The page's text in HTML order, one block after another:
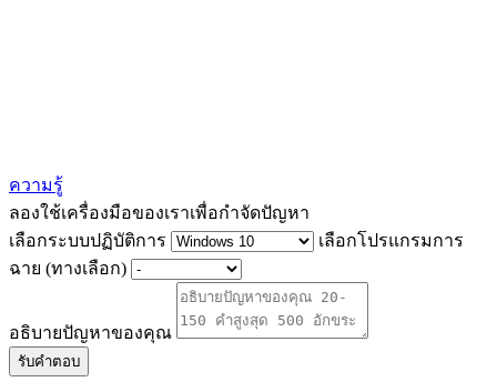
ความรู้
ลองใช้เครื่องมือของเราเพื่อกำจัดปัญหา
เลือกระบบปฏิบัติการ
เลือกโปรแกรมการ
ฉาย (ทางเลือก)
อธิบายปัญหาของคุณ
รับคำตอบ